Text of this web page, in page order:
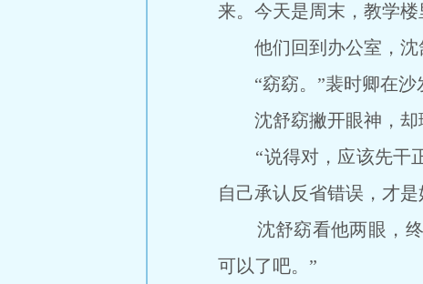
来。今天是周末，教学楼
他们回到办公室，沈
“窈窈。”裴时卿在沙
沈舒窈撇开眼神，却
“说得对，应该先干正
自己承认反省错误，才
沈舒窈看他两眼，终
可以了吧。”